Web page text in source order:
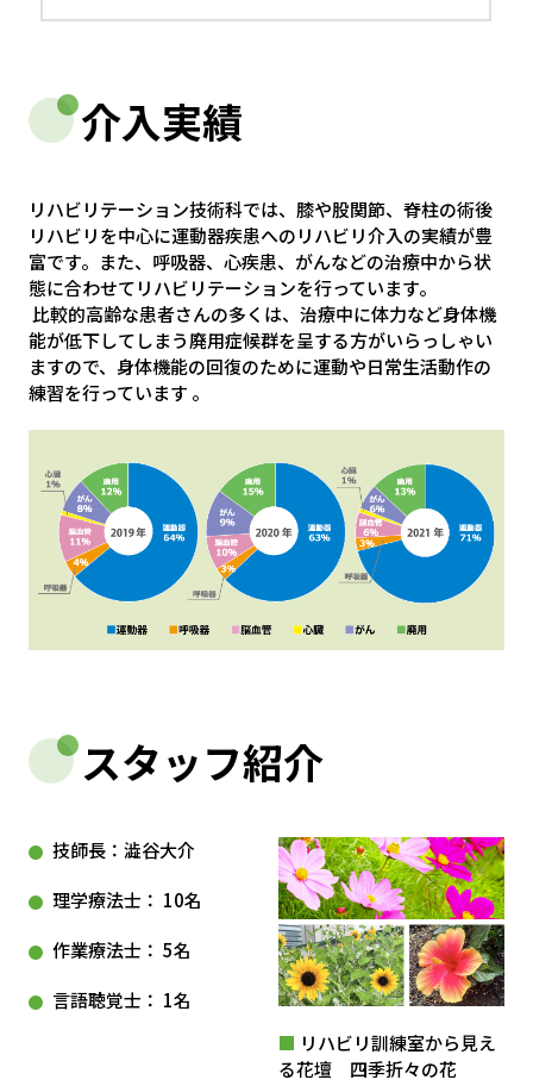
介入実績
リハビリテーション技術科では、膝や股関節、脊柱の術後
リハビリを中心に運動器疾患へのリハビリ介入の実績が豊
富です。また、呼吸器、心疾患、がんなどの治療中から状
態に合わせてリハビリテーションを行っています。
比較的高齢な患者さんの多くは、治療中に体力など身体機
能が低下してしまう廃用症候群を呈する方がいらっしゃい
ますので、身体機能の回復のために運動や日常生活動作の
練習を行っています 。
スタッフ紹介
技師長：澁谷大介
理学療法士： 10名
作業療法士： 5名
言語聴覚士： 1名
■ リハビリ訓練室から見え
る花壇 四季折々の花